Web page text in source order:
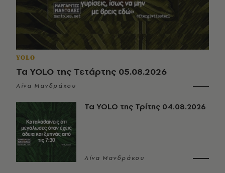
YOLO
Τα YOLO της Τετάρτης 05.08.2026
Λίνα Μανδράκου
Τα YOLO της Τρίτης 04.08.2026
Λίνα Μανδράκου